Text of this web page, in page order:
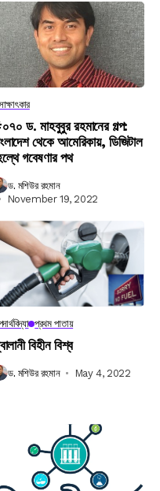
ড. মাহবুবুর রহমানের গল্প:
থেকে আমেরিকায়, ডিজিটাল
গবেষণার পথ
ড. মশিউর রহমান
November 19, 2022
প্রথম পাতায়
বিহীন বিশ্ব
ড. মশিউর রহমান May 4, 2022